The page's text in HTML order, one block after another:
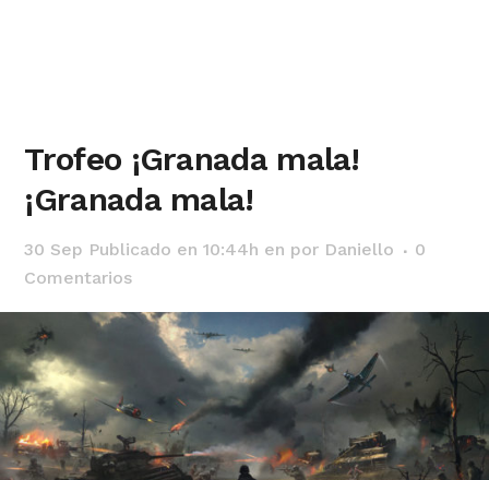
Trofeo ¡Granada mala!
¡Granada mala!
30 Sep Publicado en 10:44h en por Daniello
0
Comentarios